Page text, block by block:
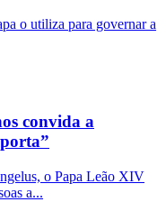
o utiliza para governar a
convida a
o Papa Leão XIV
a...